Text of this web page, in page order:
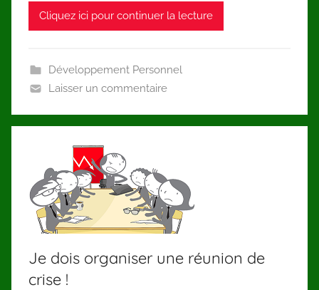
Cliquez ici pour continuer la lecture
Développement Personnel
Laisser un commentaire
Je dois organiser une réunion de
crise !